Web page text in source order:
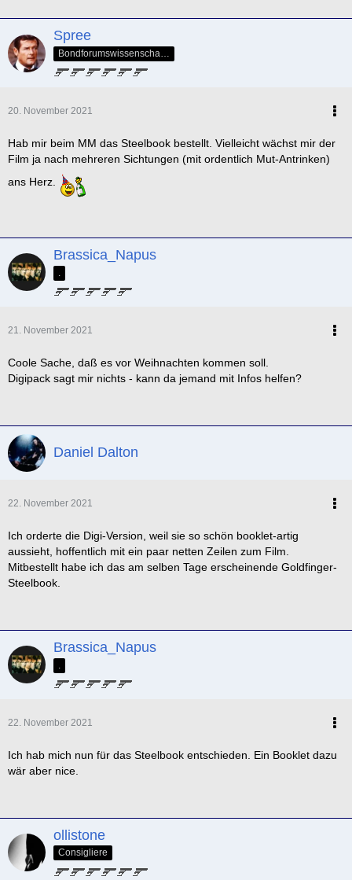
Spree
Bondforumswissenschaftlicher Forscher & Mitglied der QOS-Splittergruppe
20. November 2021
Hab mir beim MM das Steelbook bestellt. Vielleicht wächst mir der
Film ja nach mehreren Sichtungen (mit ordentlich Mut-Antrinken)
ans Herz.
Brassica_Napus
21. November 2021
Coole Sache, daß es vor Weihnachten kommen soll.
Digipack sagt mir nichts - kann da jemand mit Infos helfen?
Daniel Dalton
22. November 2021
Ich orderte die Digi-Version, weil sie so schön booklet-artig
aussieht, hoffentlich mit ein paar netten Zeilen zum Film.
Mitbestellt habe ich das am selben Tage erscheinende Goldfinger-
Steelbook.
Brassica_Napus
22. November 2021
Ich hab mich nun für das Steelbook entschieden. Ein Booklet dazu
wär aber nice.
ollistone
Consigliere